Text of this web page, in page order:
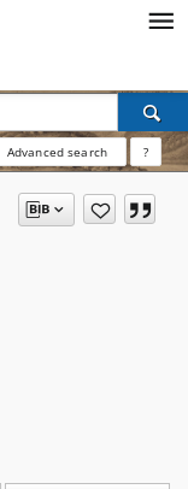
Advanced search ?